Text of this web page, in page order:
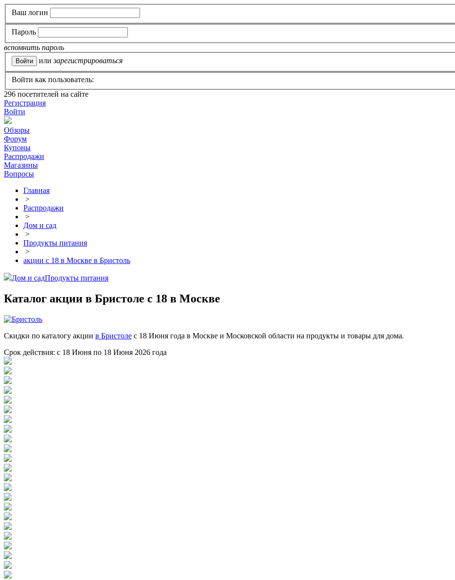
Ваш логин
Пароль
вспомнить пароль
или зарегистрироваться
Войти как пользователь:
296 посетителей на сайте
Регистрация
Войти
Обзоры
Форум
Купоны
Распродажи
Магазины
Вопросы
Главная
>
Распродажи
>
Дом и сад
>
Продукты питания
>
акции с 18 в Москве в Бристоль
Дом и садПродукты питания
Каталог акции в Бристоле с 18 в Москве
Скидки по каталогу акции в Бристоле с 18 Июня года в Москве и Московской области на продукты и товары для дома.
Срок действия: с 18 Июня по 18 Июня 2026 года